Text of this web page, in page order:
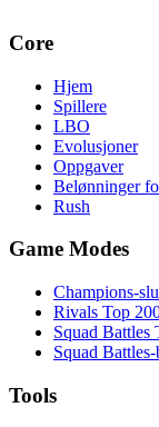
Core
Hjem
Spillere
LBO
Evolusjoner
Oppgaver
Belønninger
Rush
Game Modes
Champions-
Rivals Top
Squad Battles
Squad
Tools